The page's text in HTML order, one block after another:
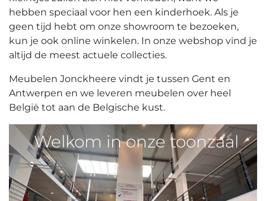
hebben speciaal voor hen een kinderhoek. Als je
geen tijd hebt om onze showroom te bezoeken,
kun je ook online winkelen. In onze webshop vind je
altijd de meest actuele collecties.
Meubelen Jonckheere vindt je tussen Gent en
Antwerpen en we leveren meubelen over heel
België tot aan de Belgische kust.
Welkom in onze toonzaal